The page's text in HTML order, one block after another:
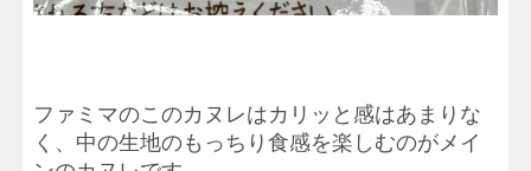
ファミマのこのカヌレはカリッと感はあまりな
く、中の生地のもっちり食感を楽しむのがメイ